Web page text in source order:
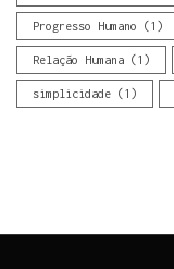
Progresso Humano (1)
Relação Humana (1)
simplicidade (1)